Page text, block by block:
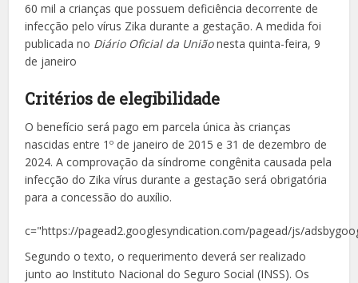
60 mil a crianças que possuem deficiência decorrente de
infecção pelo vírus Zika durante a gestação. A medida foi
publicada no Diário Oficial da Uniãonesta quinta-feira, 9
de janeiro
Critérios de elegibilidade
O benefício será pago em parcela única às crianças
nascidas entre 1º de janeiro de 2015 e 31 de dezembro de
2024. A comprovação da síndrome congênita causada pela
infecção do Zika vírus durante a gestação será obrigatória
para a concessão do auxílio.
c="https://pagead2.googlesyndication.com/pagead/js/
Segundo o texto, o requerimento deverá ser realizado
junto ao Instituto Nacional do Seguro Social (INSS). Os